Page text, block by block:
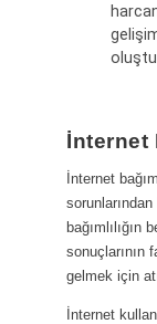
İnternet
İnternet
sonuçlarının
gelmek için
İnternet